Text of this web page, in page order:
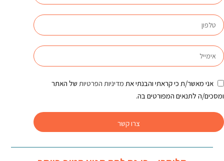
אני מאשר/ת כי קראתי והבנתי את מדיניות הפרטיות של האתר
ומסכים/ה לתנאים המפורטים בה.
צרו קשר